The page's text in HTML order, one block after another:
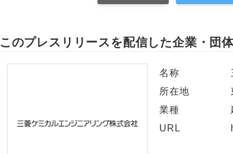
このプレスリリースを配信した企業・団
名称
所在地
業種
URL
Japanese